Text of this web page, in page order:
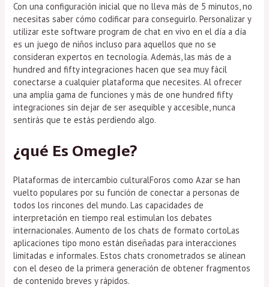
Con una configuración inicial que no lleva más de 5 minutos, no
necesitas saber cómo codificar para conseguirlo. Personalizar y
utilizar este software program de chat en vivo en el día a día
es un juego de niños incluso para aquellos que no se
consideran expertos en tecnología. Además, las más de a
hundred and fifty integraciones hacen que sea muy fácil
conectarse a cualquier plataforma que necesites. Al ofrecer
una amplia gama de funciones y más de one hundred fifty
integraciones sin dejar de ser asequible y accesible, nunca
sentirás que te estás perdiendo algo.
¿qué Es Omegle?
Plataformas de intercambio culturalForos como Azar se han
vuelto populares por su función de conectar a personas de
todos los rincones del mundo. Las capacidades de
interpretación en tiempo real estimulan los debates
internacionales. Aumento de los chats de formato cortoLas
aplicaciones tipo mono están diseñadas para interacciones
limitadas e informales. Estos chats cronometrados se alinean
con el deseo de la primera generación de obtener fragmentos
de contenido breves y rápidos.